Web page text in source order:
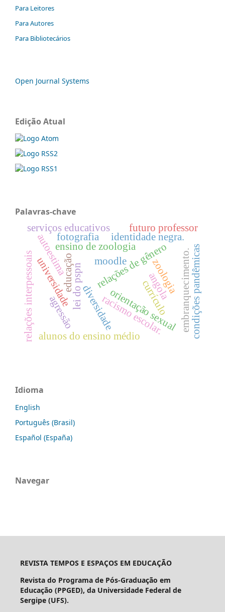
Para Leitores
Para Autores
Para Bibliotecários
Open Journal Systems
Edição Atual
Palavras-chave
educação
diversidadeorientação sexual
relações de gênero
universidade
alunos do ensino médio
currículo
ensino de zoologia
zoologiaembranquecimento.
identidade negra.
racismo escolar.
lei do pspn
fotografia
angola
moodle
agressão
autoestima
relações interpessoais
futuro professor
condições pandêmicas
serviços educativos
Idioma
English
Português (Brasil)
Español (España)
Navegar
REVISTA TEMPOS E ESPAÇOS EM EDUCAÇÃO
Revista do Programa de Pós-Graduação em
Educação (PPGED), da Universidade Federal de
Sergipe (UFS).